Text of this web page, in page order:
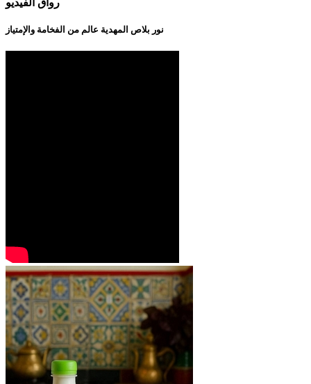
نور بلاص المهدية عالم من الفخامة والإمتياز